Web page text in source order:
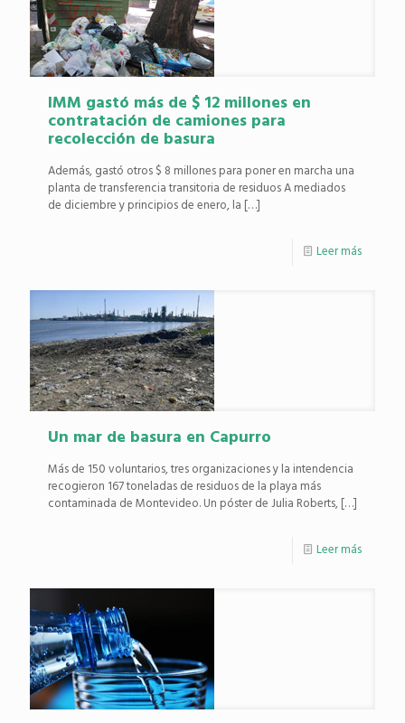
IMM gastó más de $ 12 millones en
contratación de camiones para
recolección de basura
Además, gastó otros $ 8 millones para poner en marcha una
planta de transferencia transitoria de residuos A mediados
de diciembre y principios de enero, la […]
Leer más
Un mar de basura en Capurro
Más de 150 voluntarios, tres organizaciones y la intendencia
recogieron 167 toneladas de residuos de la playa más
contaminada de Montevideo. Un póster de Julia Roberts,[…]
Leer más